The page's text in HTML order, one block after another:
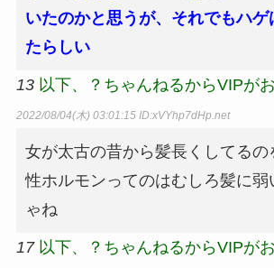
いたのかと思うが、それでもハゲ
たらしい
13 以下、？ちゃんねるからVIPが
2022/08/04(木) 03:01:15 ID:xVYhp7dHp.net
女が太古の昔から髪長くしてるの
性ホルモンってのはむしろ髪に弱
ゃね
17 以下、？ちゃんねるからVIPが